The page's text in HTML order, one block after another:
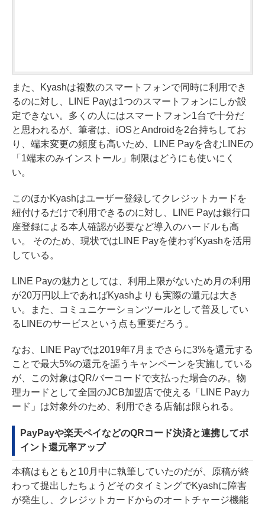
また、Kyashは複数のスマートフォンで同時に利用でき
るのに対し、LINE Payは1つのスマートフォンにしか設
定できない。多くの人にはスマートフォン1台で十分だ
と思われるが、筆者は、iOSとAndroidを2台持ちしてお
り、端末変更の頻度も高いため、LINE Payを含むLINEの
「1端末のみインストール」制限はどうにも使いにく
い。
このほかKyashはユーザー登録してクレジットカードを
紐付けるだけで利用できるのに対し、LINE Payは銀行口
座登録による本人確認が必要など導入のハードルも高
い。 そのため、現状ではLINE Payを使わずKyashを活用
している。
LINE Payの魅力としては、利用上限がないため月の利用
が20万円以上であればKyashよりも実際の還元は大き
い。また、コミュニケーションツールとして普及してい
るLINEのサービスという点も重要だろう。
なお、LINE Payでは2019年7月までさらに3%を還元する
ことで最大5%の還元を謳うキャンペーンを実施している
が、この対象はQR/バーコードで支払った場合のみ。物
理カードとして全国のJCB加盟店で使える「LINE Payカ
ード」は対象外のため、利用できる店舗は限られる。
PayPayや楽天ペイなどのQRコード決済と連携してポ
イント還元率アップ
本稿はもともと10月中に執筆していたのだが、原稿が終
わって提出したちょうどそのタイミングでKyashに障害
が発生し、クレジットカードからのオートチャージ機能